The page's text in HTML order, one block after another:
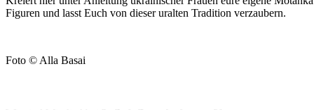
Figuren und lasst Euch von dieser uralten Tradition verzaubern.
Foto © Alla Basai